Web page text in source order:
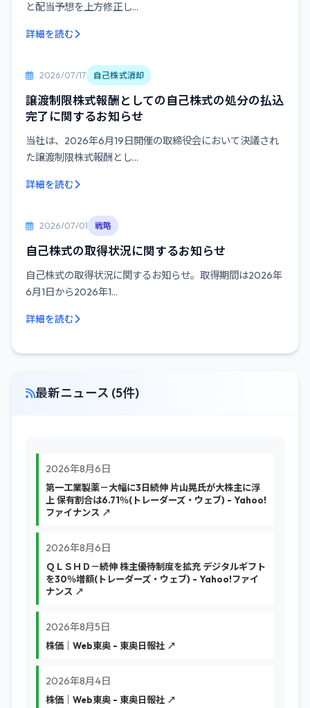
と配当予想を上方修正し...
詳細を読む
2026/07/17 自己株式消却
譲渡制限株式報酬としての自己株式の処分の払込
完了に関するお知らせ
当社は、2026年6月19日開催の取締役会において決議され
た譲渡制限株式報酬とし...
詳細を読む
2026/07/01 戦略
自己株式の取得状況に関するお知らせ
自己株式の取得状況に関するお知らせ。取得期間は2026年
6月1日から2026年1...
詳細を読む
最新ニュース (5件)
2026年8月6日
第一工業製薬－大幅に3日続伸 片山晃氏が大株主に浮
上 保有割合は6.71％(トレーダーズ・ウェブ) - Yahoo!
ファイナンス ↗
2026年8月6日
ＱＬＳＨＤ－続伸 株主優待制度を拡充 デジタルギフト
を30％増額(トレーダーズ・ウェブ) - Yahoo!ファイ
ナンス ↗
2026年8月5日
株価｜Web東奥 - 東奥日報社 ↗
2026年8月4日
株価｜Web東奥 - 東奥日報社 ↗